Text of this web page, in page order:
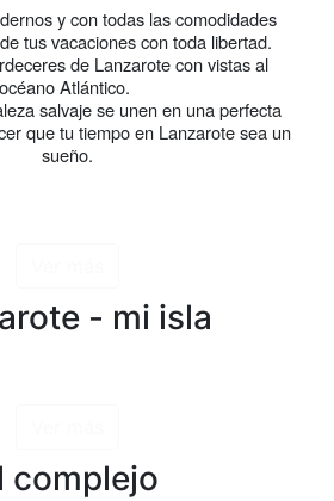
y con todas las comodidades
tus vacaciones con toda libertad.
de Lanzarote con vistas al
océano Atlántico.
salvaje se unen en una perfecta
que tu tiempo en Lanzarote sea un
sueño.
- mi isla
complejo